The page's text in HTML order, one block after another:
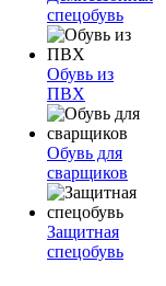
спецобувь
Обувь из
ПВХ
Обувь для
сварщиков
Защитная
спецобувь